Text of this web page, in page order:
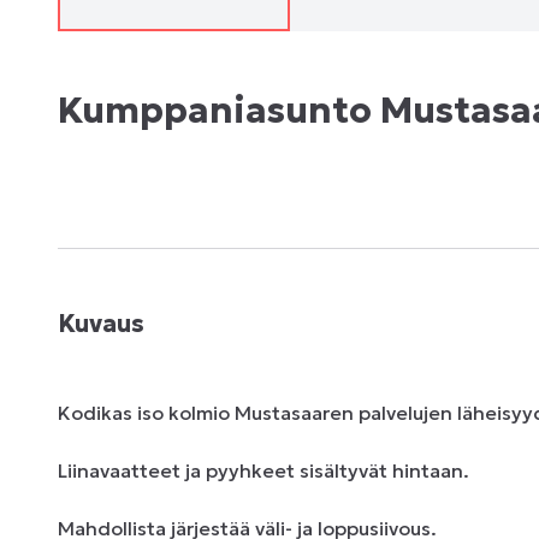
Kumppaniasunto
Kuvaus
Kodikas iso ​kolmio Mustasaaren palvelujen
Liinavaatteet ja pyyhkeet sisältyvät hintaan.
Mahdollista järjestää väli- ja loppusiivous.